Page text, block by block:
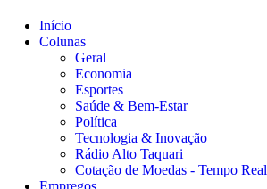
Início
Colunas
Geral
Economia
Esportes
Saúde & Bem-Estar
Política
Tecnologia & Inovação
Rádio Alto Taquari
Cotação de Moedas - Tempo Real
Empregos